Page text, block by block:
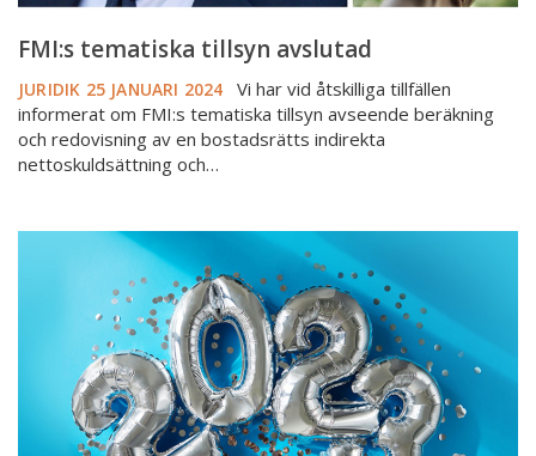
FMI:s tematiska tillsyn avslutad
JURIDIK 25 JANUARI 2024
Vi har vid åtskilliga tillfällen
informerat om FMI:s tematiska tillsyn avseende beräkning
och redovisning av en bostadsrätts indirekta
nettoskuldsättning och…
Klicktoppen
engagerade